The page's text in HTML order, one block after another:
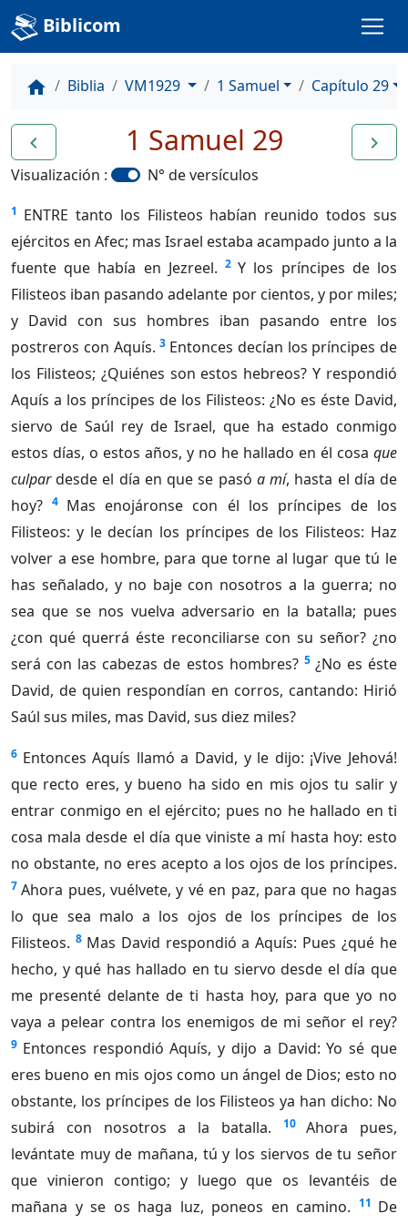
Biblicom
home Biblia VM1929 1 Samuel Capítulo 29
navigate_before navigate_next
1 Samuel 29
Visualización : N° de versículos
1 ENTRE tanto los Filisteos habían reunido todos sus
ejércitos en Afec; mas Israel estaba acampado junto a la
fuente que había en Jezreel. 2 Y los príncipes de los
Filisteos iban pasando adelante por cientos, y por miles;
y David con sus hombres iban pasando entre los
postreros con Aquís. 3 Entonces decían los príncipes de
los Filisteos; ¿Quiénes son estos hebreos? Y respondió
Aquís a los príncipes de los Filisteos: ¿No es éste David,
siervo de Saúl rey de Israel, que ha estado conmigo
estos días, o estos años, y no he hallado en él cosa que
culpardesde el día en que se pasó a mí, hasta el día de
hoy? 4 Mas enojáronse con él los príncipes de los
Filisteos: y le decían los príncipes de los Filisteos: Haz
volver a ese hombre, para que torne al lugar que tú le
has señalado, y no baje con nosotros a la guerra; no
sea que se nos vuelva adversario en la batalla; pues
¿con qué querrá éste reconciliarse con su señor? ¿no
será con las cabezas de estos hombres? 5 ¿No es éste
David, de quien respondían en corros, cantando: Hirió
Saúl sus miles, mas David, sus diez miles?
6 Entonces Aquís llamó a David, y le dijo: ¡Vive Jehová!
que recto eres, y bueno ha sido en mis ojos tu salir y
entrar conmigo en el ejército; pues no he hallado en ti
cosa mala desde el día que viniste a mí hasta hoy: esto
no obstante, no eres acepto a los ojos de los príncipes.
7 Ahora pues, vuélvete, y vé en paz, para que no hagas
lo que sea malo a los ojos de los príncipes de los
Filisteos. 8 Mas David respondió a Aquís: Pues ¿qué he
hecho, y qué has hallado en tu siervo desde el día que
me presenté delante de ti hasta hoy, para que yo no
vaya a pelear contra los enemigos de mi señor el rey?
9 Entonces respondió Aquís, y dijo a David: Yo sé que
eres bueno en mis ojos como un ángel de Dios; esto no
obstante, los príncipes de los Filisteos ya han dicho: No
subirá con nosotros a la batalla.
10
Ahora pues,
levántate muy de mañana, tú y los siervos de tu señor
que vinieron contigo; y luego que os levantéis de
mañana y se os haga luz, poneos en camino. 11 De